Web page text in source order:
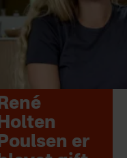
René
Holten
Poulsen er